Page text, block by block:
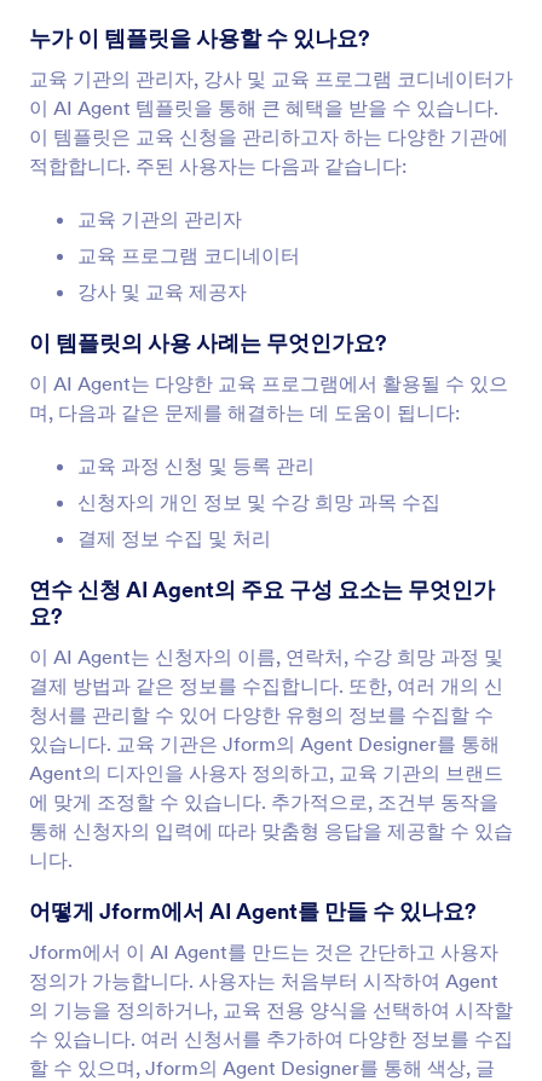
누가 이 템플릿을 사용할 수 있나요?
교육 기관의 관리자, 강사 및 교육 프로그램 코디네이터가
이 AI Agent 템플릿을 통해 큰 혜택을 받을 수 있습니다.
이 템플릿은 교육 신청을 관리하고자 하는 다양한 기관에
적합합니다. 주된 사용자는 다음과 같습니다:
교육 기관의 관리자
교육 프로그램 코디네이터
강사 및 교육 제공자
이 템플릿의 사용 사례는 무엇인가요?
이 AI Agent는 다양한 교육 프로그램에서 활용될 수 있으
며, 다음과 같은 문제를 해결하는 데 도움이 됩니다:
교육 과정 신청 및 등록 관리
신청자의 개인 정보 및 수강 희망 과목 수집
결제 정보 수집 및 처리
연수 신청 AI Agent의 주요 구성 요소는 무엇인가
요?
이 AI Agent는 신청자의 이름, 연락처, 수강 희망 과정 및
결제 방법과 같은 정보를 수집합니다. 또한, 여러 개의 신
청서를 관리할 수 있어 다양한 유형의 정보를 수집할 수
있습니다. 교육 기관은 Jform의 Agent Designer를 통해
Agent의 디자인을 사용자 정의하고, 교육 기관의 브랜드
에 맞게 조정할 수 있습니다. 추가적으로, 조건부 동작을
통해 신청자의 입력에 따라 맞춤형 응답을 제공할 수 있습
니다.
어떻게 Jform에서 AI Agent를 만들 수 있나요?
Jform에서 이 AI Agent를 만드는 것은 간단하고 사용자
정의가 가능합니다. 사용자는 처음부터 시작하여 Agent
의 기능을 정의하거나, 교육 전용 양식을 선택하여 시작할
수 있습니다. 여러 신청서를 추가하여 다양한 정보를 수집
할 수 있으며, Jform의 Agent Designer를 통해 색상, 글